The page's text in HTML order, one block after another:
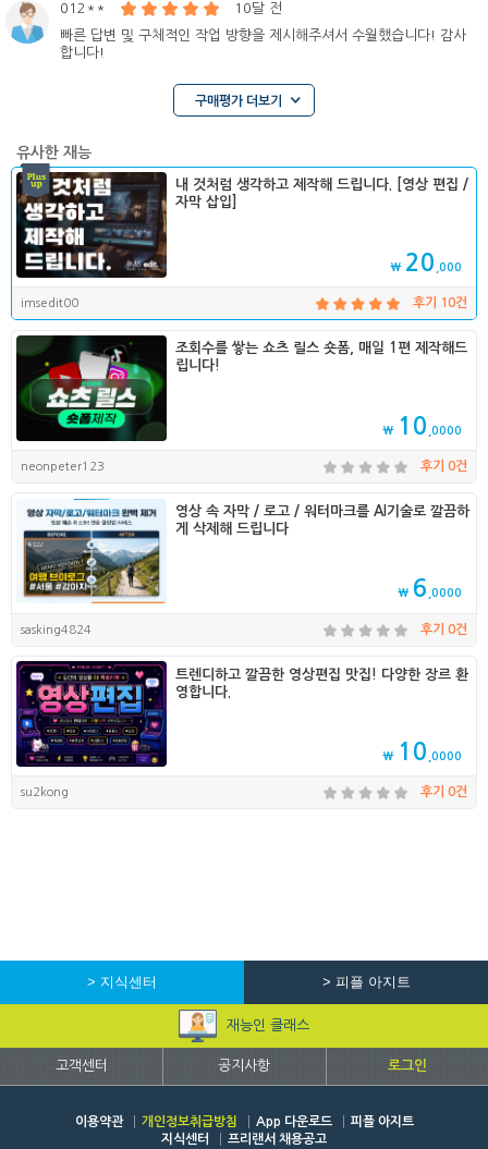
012**
10달 전
빠른 답변 및 구체적인 작업 방향을 제시해주셔서 수월했습니다! 감사
합니다!
구매평가 더보기
유사한 재능
내 것처럼 생각하고 제작해 드립니다. [영상 편집 /
자막 삽입]
₩ 20 ,000
imsedit00 후기 10건
조회수를 쌓는 쇼츠 릴스 숏폼, 매일 1편 제작해드
립니다!
₩ 10 ,0000
neonpeter123 후기 0건
영상 속 자막 / 로고 / 워터마크를 AI기술로 깔끔하
게 삭제해 드립니다
₩ 6 ,0000
sasking4824 후기 0건
트렌디하고 깔끔한 영상편집 맛집! 다양한 장르 환
영합니다.
₩ 10 ,0000
su2kong 후기 0건
> 지식센터 > 피플 아지트
재능인 클래스
고객센터 공지사항 로그인
이용약관 개인정보취급방침 App 다운로드
피플 아지트
지식센터
프리랜서 채용공고